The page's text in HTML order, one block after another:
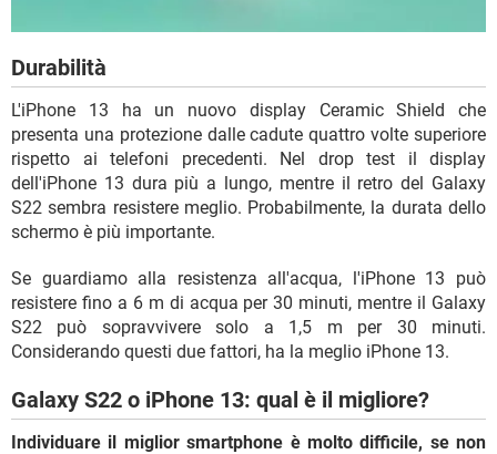
Durabilità
L'iPhone 13 ha un nuovo display Ceramic Shield che
presenta una protezione dalle cadute quattro volte superiore
rispetto ai telefoni precedenti. Nel drop test il display
dell'iPhone 13 dura più a lungo, mentre il retro del Galaxy
S22 sembra resistere meglio. Probabilmente, la durata dello
schermo è più importante.
Se guardiamo alla resistenza all'acqua, l'iPhone 13 può
resistere fino a 6 m di acqua per 30 minuti, mentre il Galaxy
S22 può sopravvivere solo a 1,5 m per 30 minuti.
Considerando questi due fattori, ha la meglio iPhone 13.
Galaxy S22 o iPhone 13: qual è il migliore?
Individuare il miglior smartphone è molto difficile, se non